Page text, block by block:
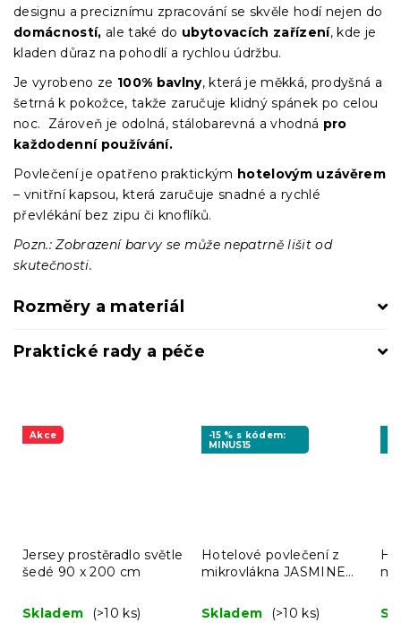
designu a preciznímu zpracování se skvěle hodí nejen do
domácností, ale také do ubytovacích zařízení, kde je
kladen důraz na pohodlí a rychlou údržbu.
Je vyrobeno ze 100% bavlny, která je měkká, prodyšná a
šetrná k pokožce, takže zaručuje klidný spánek po celou
noc. Zároveň je odolná, stálobarevná a vhodná pro
každodenní používání.
Povlečení je opatřeno praktickým hotelovým uzávěrem
– vnitřní kapsou, která zaručuje snadné a rychlé
převlékání bez zipu či knoflíků.
Pozn.: Zobrazení barvy se může nepatrně lišit od
skutečnosti.
Rozměry a materiál
Praktické rady a péče
Akce
Jersey prostěradlo světle
šedé 90 x 200 cm
Skladem (>10 ks)
-15 % s kódem:
MINUS15
Hotelové povlečení z
mikrovlákna JASMINE
Skladem
(>10 ks)